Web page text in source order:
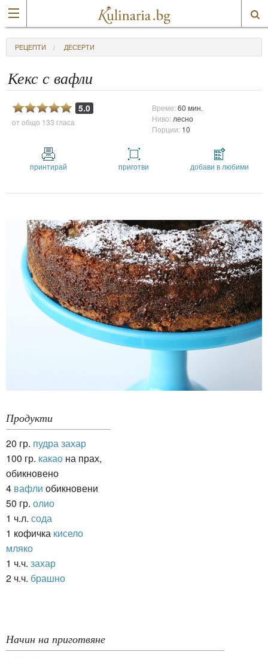
РЕЦЕПТИ ДЕСЕРТИ
Кекс с вафли
5.0
от общо 133 гласа
Време:60 мин.
Ниво: лесно
Порции: 10
принтирай приготви добави в любими
Продукти
20 гр. пудра захар
100 гр. какао на прах,
обикновено
4 вафли обикновени
50 гр. олио
1 ч.л. сода
1 кофичка кисело
мляко
1 ч.ч. захар
2 ч.ч. брашно
Начин на приготвяне